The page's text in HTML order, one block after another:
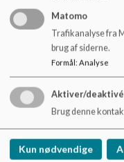
At afholde udgifter til
fællesarrangementer.
At inddrage elever
relevant.
At deltage aktivt og
At bidrage til
handlinger og læring.
Matomo
Trafikanalyse fra
brug af siderne.
Formål: Analyse
Aktiver/
Brug denne
Kun nødvendige